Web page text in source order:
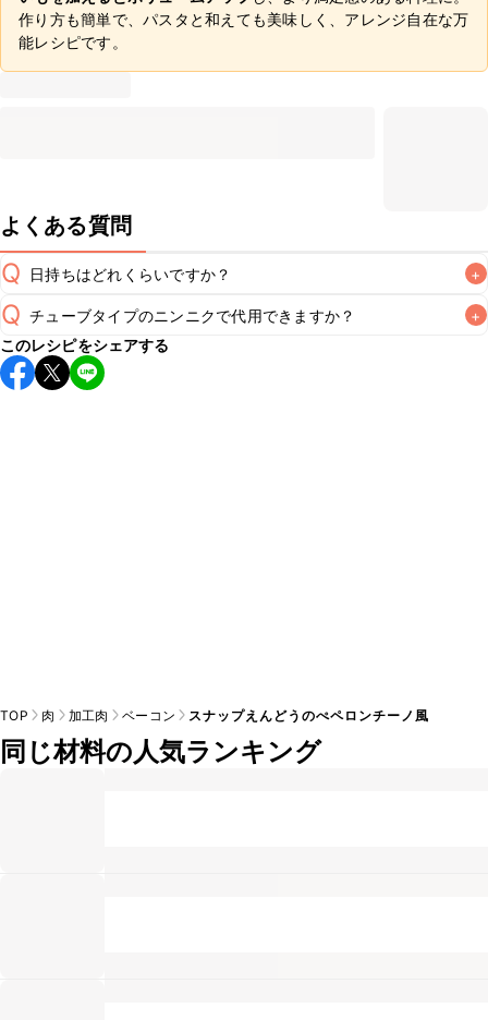
作り方も簡単で、パスタと和えても美味しく、アレンジ自在な万
能レシピです。
よくある質問
Q 日持ちはどれくらいですか？ +
A
保存期間は冷蔵で翌日中が目安です。なるべくお早めにお召
し上がりください。
※日持ちは目安です。
Q チューブタイプのニンニクで代用できますか？ +
A
チューブタイプのニンニクを使用してもお作りいただけま
す。小さじ1/2を目安に加え、お好みの風味になるようご調節
このレシピをシェアする
TOP 肉 加工肉 ベーコン スナップえんどうのぺペロンチーノ風
同じ材料の人気ランキング